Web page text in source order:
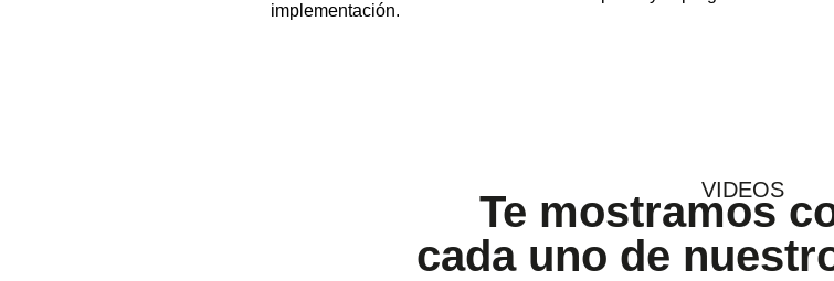
implementación.
VIDEOS
Te mostramos
cada uno de